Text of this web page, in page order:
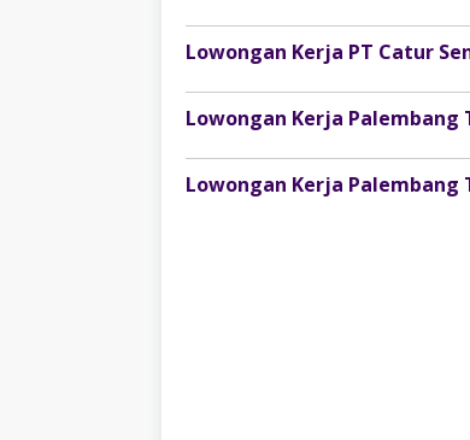
Lowongan Kerja Palembang
Lowongan Kerja Palembang